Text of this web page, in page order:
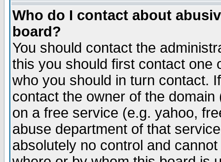
Who do I contact about
board?
You should contact the
this you should first contact one
who you should in turn contact.
contact the owner of the
on a free service (e.g. yahoo,
abuse department of that
absolutely no control and